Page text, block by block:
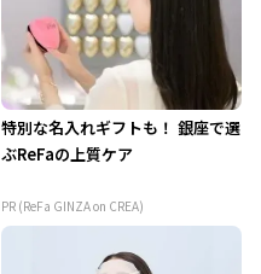
特別な名入れギフトも！ 銀座で選
ぶReFaの上質ケア
PR (ReFa GINZA on CREA)